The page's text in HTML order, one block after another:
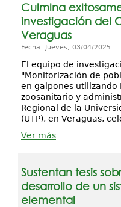
Culmina
investigación del
Veraguas
Fecha: Jueves, 03/04/2025
El equipo de
"Monitorización de
en galpones
zoosanitario y
Regional de la
(UTP), en Veraguas,
Ver más
Sustentan tesis
desarrollo de un
elemental